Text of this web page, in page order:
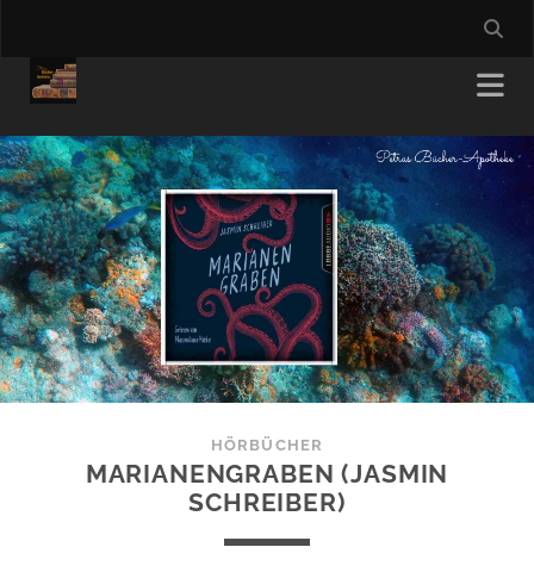
HÖRBÜCHER
MARIANENGRABEN (JASMIN
SCHREIBER)